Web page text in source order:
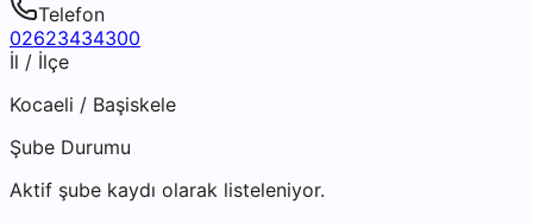
Telefon
02623434300
İl / İlçe
Kocaeli / Başiskele
Şube Durumu
Aktif şube kaydı olarak listeleniyor.